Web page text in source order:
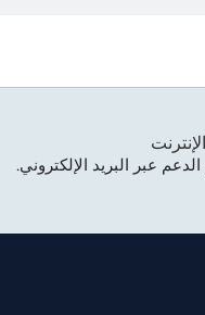
عبر البريد الإلكتروني.